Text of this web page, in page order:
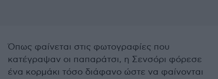
Όπως φαίνεται στις φωτογραφίες που
κατέγραψαν οι παπαράτσι, η Σενσόρι φόρεσε
ένα κορμάκι τόσο διάφανο ώστε να φαίνονται